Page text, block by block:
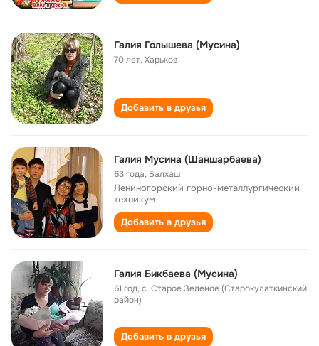
Галия Голышева (Мусина)
70 лет,Харьков
Добавить в друзья
Галия Мусина (Шаншарбаева)
63 года, Балхаш
Лениногорский горно-металлургический
техникум
Добавить в друзья
Галия Бикбаева (Мусина)
61 год,с. Старое Зеленое (Старокулаткинский
район)
Добавить в друзья